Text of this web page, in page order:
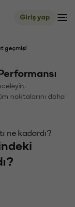
Giriş yap
geçmişi
noktalarını daha
ne kadardı?